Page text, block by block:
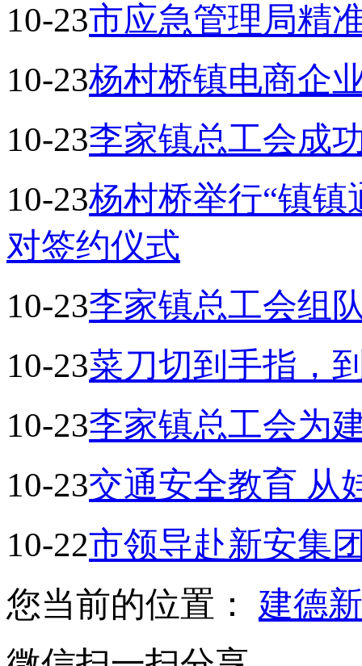
10-23市应急管理局精
10-23杨村桥镇电商企
10-23李家镇总工会成
10-23杨村桥举行“镇镇
对签约仪式
10-23李家镇总工会组
10-23菜刀切到手指，
10-23李家镇总工会为
10-23交通安全教育 从
10-22市领导赴新安集
您当前的位置： 建德